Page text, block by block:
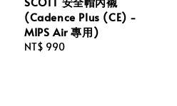
(Cadence Plus (CE) -
MIPS Air 專用)
Regular
NT$ 990